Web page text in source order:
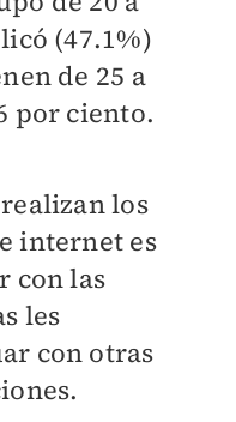
(47.1%)
de 25 a
por ciento.
los
internet es
con las
les
con otras